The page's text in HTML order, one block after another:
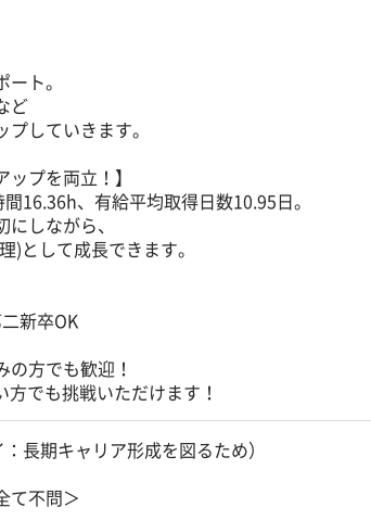
ト。
ど
していきます。
プを両立！】
16.36h、有給平均取得日数10.95日。
しながら、
)として成長できます。
新卒OK
方でも歓迎！
でも挑戦いただけます！
長期キャリア形成を図るため）
て不問＞